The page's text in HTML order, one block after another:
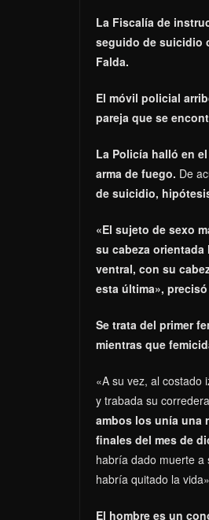
La Fiscalía de
seguido de suicidio
Falda.
El móvil policial
pareja que se
La Policía halló en
arma de fuego. De
de suicidio,
«El sujeto de sexo
su cabeza
ventral, con su
esta última»,
Se trata del primer
mientras que
«A su vez, al costado
y trabada su
ambos los unía una
finales del mes de
habría dado muerte a
habría quitado la
El hombre es un